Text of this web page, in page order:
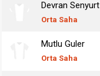
Devran Senyurt
Orta Saha
Mutlu Guler
Orta Saha